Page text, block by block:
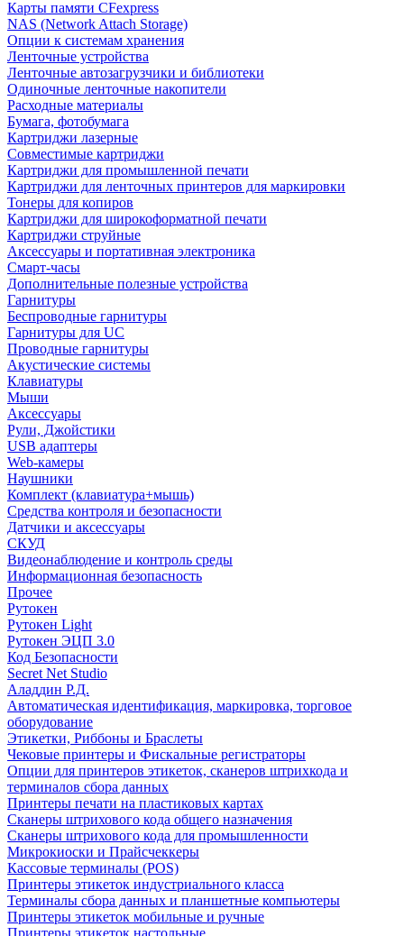
Карты памяти CFexpress
NAS (Network Attach Storage)
Опции к системам хранения
Ленточные устройства
Ленточные автозагрузчики и библиотеки
Одиночные ленточные накопители
Расходные материалы
Бумага, фотобумага
Картриджи лазерные
Совместимые картриджи
Картриджи для промышленной печати
Картриджи для ленточных принтеров для маркировки
Тонеры для копиров
Картриджи для широкоформатной печати
Картриджи струйные
Аксессуары и портативная электроника
Смарт-часы
Дополнительные полезные устройства
Гарнитуры
Беспроводные гарнитуры
Гарнитуры для UC
Проводные гарнитуры
Акустические системы
Клавиатуры
Мыши
Аксессуары
Рули, Джойстики
USB адаптеры
Web-камеры
Наушники
Комплект (клавиатура+мышь)
Средства контроля и безопасности
Датчики и аксессуары
СКУД
Видеонаблюдение и контроль среды
Информационная безопасность
Прочее
Рутокен
Рутокен Light
Рутокен ЭЦП 3.0
Код Безопасности
Secret Net Studio
Аладдин Р.Д.
Автоматическая идентификация, маркировка, торговое
оборудование
Этикетки, Риббоны и Браслеты
Чековые принтеры и Фискальные регистраторы
Опции для принтеров этикеток, сканеров штрихкода и
терминалов сбора данных
Принтеры печати на пластиковых картах
Сканеры штрихового кода общего назначения
Сканеры штрихового кода для промышленности
Микрокиоски и Прайсчеккеры
Кассовые терминалы (POS)
Принтеры этикеток индустриального класса
Терминалы сбора данных и планшетные компьютеры
Принтеры этикеток мобильные и ручные
Принтеры этикеток настольные